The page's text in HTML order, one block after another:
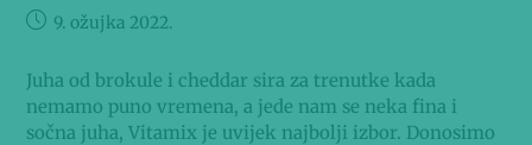
9. ožujka 2022.
Juha od brokule i cheddar sira za trenutke kada
nemamo puno vremena, a jede nam se neka fina i
sočna juha, Vitamix je uvijek najbolji izbor. Donosimo